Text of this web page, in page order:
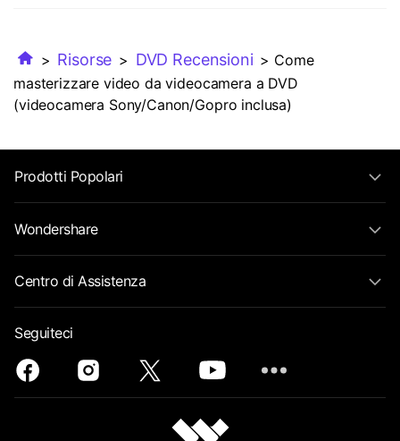
> Risorse > DVD Recensioni > Come
masterizzare video da videocamera a DVD
(videocamera Sony/Canon/Gopro inclusa)
Prodotti Popolari
Wondershare
Centro di Assistenza
Seguiteci